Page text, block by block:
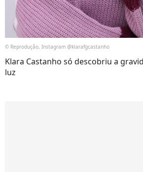
© Reprodução, Instagram @klarafgcastanho
Klara Castanho só descobriu a
luz